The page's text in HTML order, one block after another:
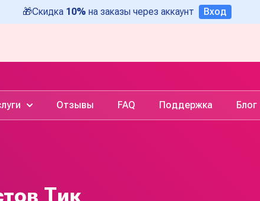
🎁Скидка 10% на заказы через аккаунт Вход
Отзывы FAQ Поддержка Блог
Тик